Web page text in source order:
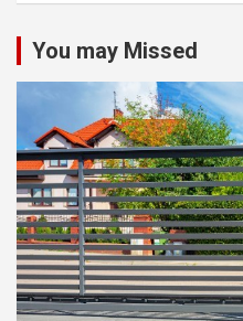
You may Missed